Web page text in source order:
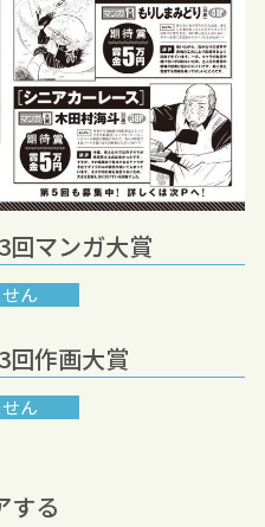
回マンガ大賞
ん
回作画大賞
ん
する